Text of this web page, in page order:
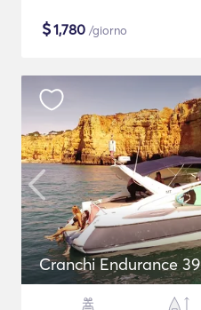
$1,780 /giorno
Cranchi Endurance 39